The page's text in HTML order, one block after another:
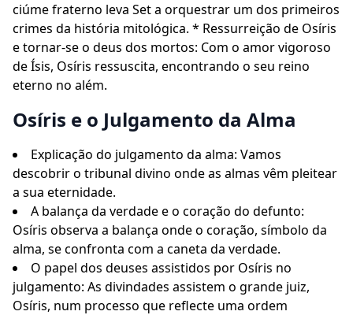
ciúme fraterno leva Set a orquestrar um dos primeiros
crimes da história mitológica. * Ressurreição de Osíris
e tornar-se o deus dos mortos: Com o amor vigoroso
de Ísis, Osíris ressuscita, encontrando o seu reino
eterno no além.
Osíris e o Julgamento da Alma
Explicação do julgamento da alma: Vamos
descobrir o tribunal divino onde as almas vêm pleitear
a sua eternidade.
A balança da verdade e o coração do defunto:
Osíris observa a balança onde o coração, símbolo da
alma, se confronta com a caneta da verdade.
O papel dos deuses assistidos por Osíris no
julgamento: As divindades assistem o grande juiz,
Osíris, num processo que reflecte uma ordem